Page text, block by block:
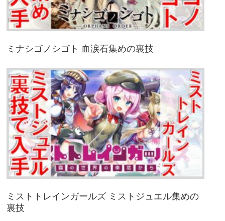
ミナシゴノシゴト 血涙石集めの裏技
ミストトレインガールズ ミストジュエル集めの
裏技